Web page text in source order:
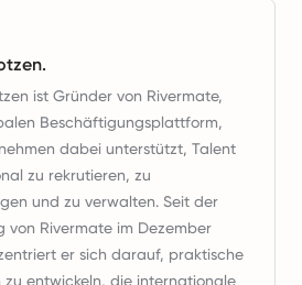
ist Gründer von Rivermate,
Beschäftigungsplattform,
dabei unterstützt, Talent
zu rekrutieren, zu
und zu verwalten. Seit der
von Rivermate im Dezember
er sich darauf, praktische
zu entwickeln, die internationale